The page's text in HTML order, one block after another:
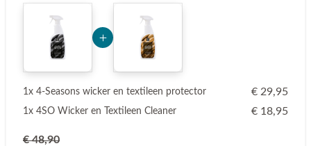
1x 4-Seasons wicker en textileen protector € 29,95
1x 4SO Wicker en Textileen Cleaner € 18,95
€ 48,90